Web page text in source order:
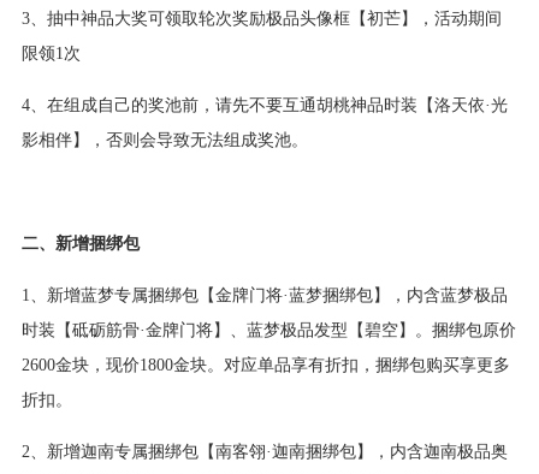
3、抽中神品大奖可领取轮次奖励极品头像框【初芒】，活动期间
限领1次
4、在组成自己的奖池前，请先不要互通胡桃神品时装【洛天依·光
影相伴】，否则会导致无法组成奖池。
二、新增捆绑包
1、新增蓝梦专属捆绑包【金牌门将·蓝梦捆绑包】，内含蓝梦极品
时装【砥砺筋骨·金牌门将】、蓝梦极品发型【碧空】。捆绑包原价
2600金块，现价1800金块。对应单品享有折扣，捆绑包购买享更多
折扣。
2、新增迦南专属捆绑包【南客翎·迦南捆绑包】，内含迦南极品奥